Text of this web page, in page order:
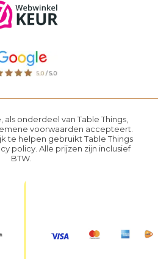
als onderdeel van Table Things,
voorwaarden accepteert.
te helpen gebruikt Table Things
policy . Alle prijzen zijn inclusief
BTW.